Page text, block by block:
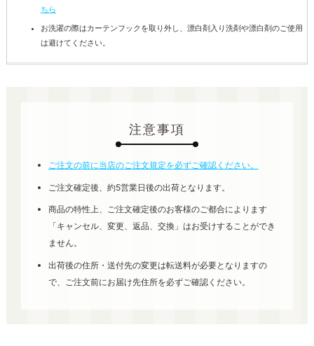
ちら
お洗濯の際はカーテンフックを取り外し、漂白剤入り洗剤や漂白剤のご使用
は避けてください。
注意事項
ご注文の前に当店のご注文規定を必ずご確認ください。
ご注文確定後、約5営業日後の出荷となります。
商品の特性上、ご注文確定後のお客様のご都合によります
「キャンセル、変更、返品、交換」はお受けすることができ
ません。
出荷後の住所・送付先の変更は転送料が必要となりますの
で、ご注文前にお届け先住所を必ずご確認ください。